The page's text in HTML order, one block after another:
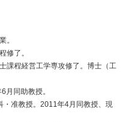
。
修了。
課程経営工学専攻修了。博士（工
月同助教授。
准教授。2011年4月同教授、現